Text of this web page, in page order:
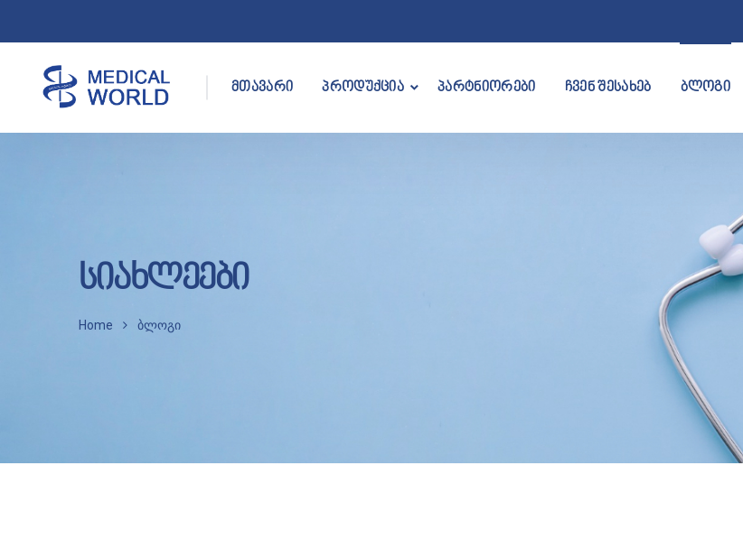
მთავარი პროდუქცია პარტნიორები ჩვენ შესახებ ბლოგი
სიახლეები
Home ბლოგი